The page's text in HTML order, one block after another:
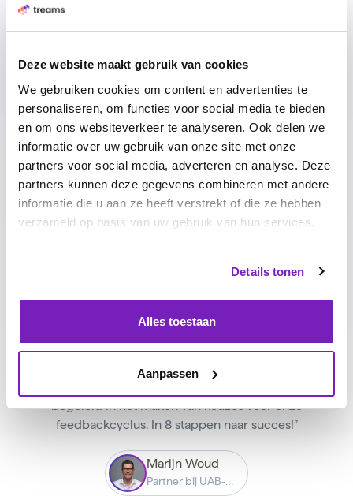
Deze website maakt gebruik van cookies
We gebruiken cookies om content en advertenties te
personaliseren, om functies voor social media te bieden
en om ons websiteverkeer te analyseren. Ook delen we
informatie over uw gebruik van onze site met onze
partners voor social media, adverteren en analyse. Deze
partners kunnen deze gegevens combineren met andere
informatie die u aan ze heeft verstrekt of die ze hebben
verzameld op basis van uw gebruik van hun services.
Details tonen
Alles toestaan
Aanpassen
=
“Wat een nuttige dagen; we hebben een heleboel
begeleid in het maken van keuzes voor onze
feedbackcyclus. In 8 stappen naar succes!”
Marijn Woud